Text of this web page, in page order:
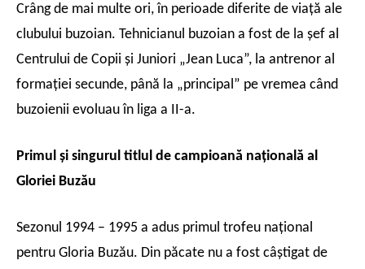
Crâng de mai multe ori, în perioade diferite de viaţă ale
clubului buzoian. Tehnicianul buzoian a fost de la şef al
Centrului de Copii şi Juniori „Jean Luca”, la antrenor al
formaţiei secunde, până la „principal” pe vremea când
buzoienii evoluau în liga a II-a.
Primul şi singurul titlul de campioană naţională al
Gloriei Buzău
Sezonul 1994 – 1995 a adus primul trofeu naţional
pentru Gloria Buzău. Din păcate nu a fost câştigat de